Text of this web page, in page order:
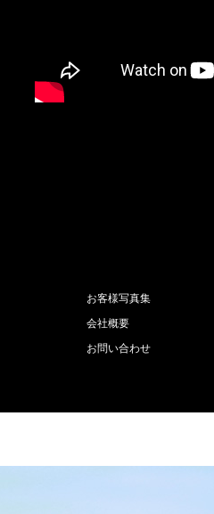
お客様写真集
会社概要
お問い合わせ